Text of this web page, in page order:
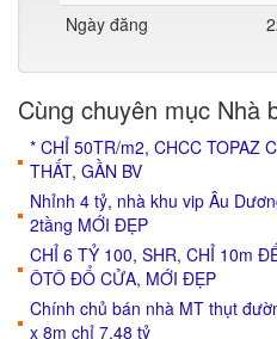
Ngày đăng
Cùng chuyên mục Nhà
* CHỈ 50TR/m2, CHCC TOPAZ
THẤT, GẦN BV
Nhỉnh 4 tỷ, nhà khu vip Âu
2tầng MỚI ĐẸP
CHỈ 6 TỶ 100, SHR, CHỈ 10m
ÔTÔ ĐỔ CỬA, MỚI ĐẸP
Chính chủ bán nhà MT thụt
x 8m chỉ 7,48 tỷ